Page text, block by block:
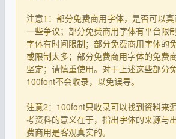
注意1：部分免费商用字体，是否可以
一些争议；部分免费商用字体有平台限
字体有时间限制；部分免费商用字体的
或限制太多；部分免费商用字体的免费
坚定；请慎重使用。对于上述这些部分
100font不会收录，以免误导。
注意2：100font只收录可以找到资料来
考资料的意义在于，指出字体的来源与
费商用是客观真实的。